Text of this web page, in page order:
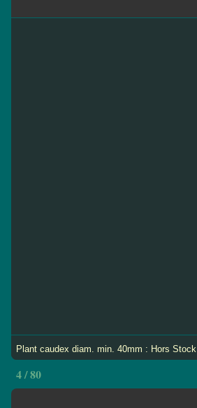
Plant caudex diam. min. 40mm : Hors Stock
4 / 80